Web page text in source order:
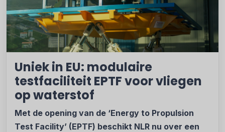
Uniek in EU: modulaire
testfaciliteit EPTF voor vliegen
op waterstof
Met de opening van de ‘Energy to Propulsion
Test Facility’ (EPTF) beschikt NLR nu over een